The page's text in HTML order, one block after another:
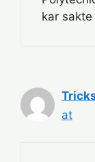
kar sakte
at